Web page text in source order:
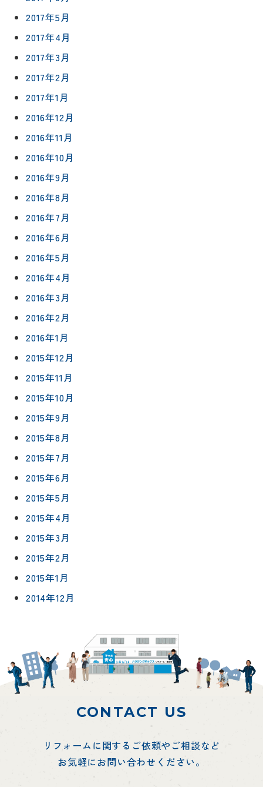
2017年5月
2017年4月
2017年3月
2017年2月
2017年1月
2016年12月
2016年11月
2016年10月
2016年9月
2016年8月
2016年7月
2016年6月
2016年5月
2016年4月
2016年3月
2016年2月
2016年1月
2015年12月
2015年11月
2015年10月
2015年9月
2015年8月
2015年7月
2015年6月
2015年5月
2015年4月
2015年3月
2015年2月
2015年1月
2014年12月
CONTACT US
リフォームに関するご依頼やご相談など
お気軽にお問い合わせください。